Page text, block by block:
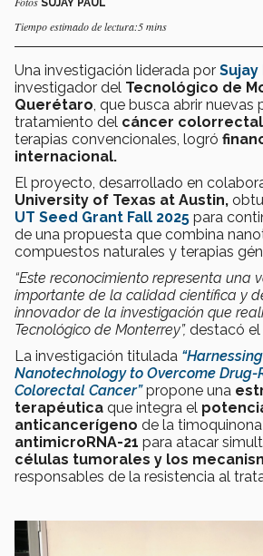
Tiempo estimado de lectura:5 mins
Una investigación liderada por Sujay
investigador del Tecnológico de
Querétaro , que busca abrir
tratamiento del cáncer colorrectal
terapias convencionales, logró
internacional.
El proyecto, desarrollado en
University of Texas at Austin,
UT Seed Grant Fall 2025 para
de una propuesta que combina
compuestos naturales y terapias
“Este reconocimiento representa una
importante de la calidad científica y
innovador de la investigación que
Tecnológico de Monterrey”, destacó el
La investigación titulada
Nanotechnology to Overcome Drug-
Colorectal Cancer”propone una
terapéutica que integra el
anticancerígeno de la
antimicroRNA-21 para atacar
células tumorales y los
responsables de la resistencia al